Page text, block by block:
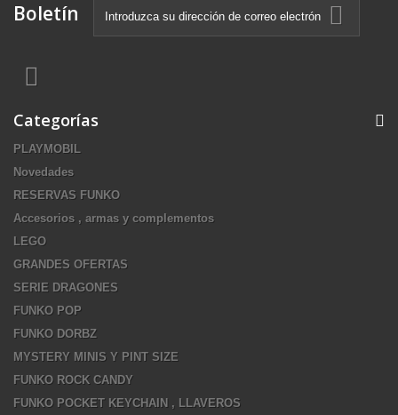
Boletín
Categorías
PLAYMOBIL
Novedades
RESERVAS FUNKO
Accesorios , armas y complementos
LEGO
GRANDES OFERTAS
SERIE DRAGONES
FUNKO POP
FUNKO DORBZ
MYSTERY MINIS Y PINT SIZE
FUNKO ROCK CANDY
FUNKO POCKET KEYCHAIN , LLAVEROS